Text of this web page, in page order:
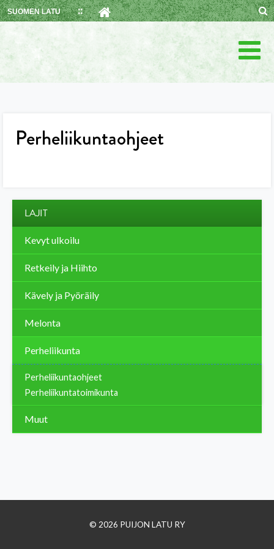
Skip
to
SUOMEN LATU
Perheliikuntaohjeet
LAJIT
Kevyt ulkoilu
Retkeily ja Hiihto
Kävely ja Pyöräily
Melonta
Perheliikunta
Perheliikuntaohjeet
Perheliikuntatoimikunta
Muut
© 2026 PUIJON LATU RY